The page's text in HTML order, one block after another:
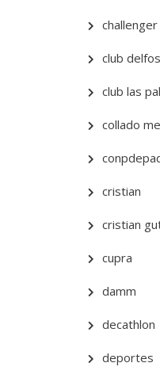
challenger
club delfos
club las
collado
cristian
cristian
cupra
damm
decathlon
deportes